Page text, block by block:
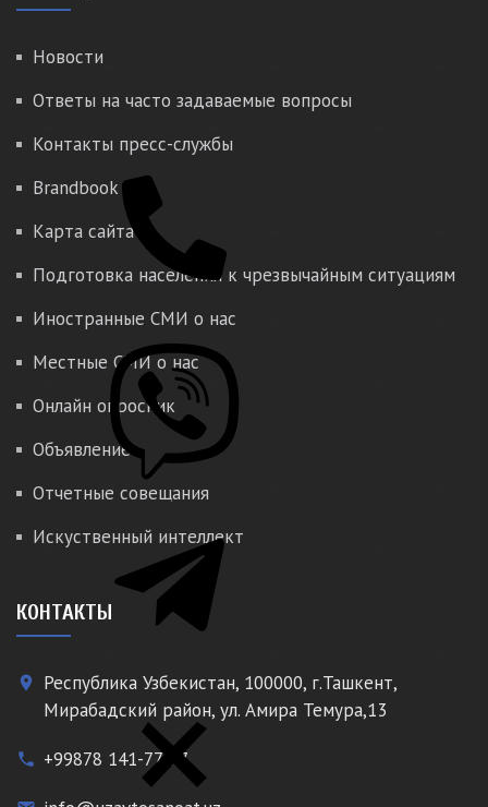
Новости
Ответы на часто задаваемые вопросы
Контакты пресс-службы
Brandbook
Карта сайта
Подготовка населения к чрезвычайным ситуациям
Иностранные СМИ о нас
Местные СМИ о нас
Онлайн опросник
Объявление
Отчетные совещания
Искуственный интеллект
КОНТАКТЫ
place
Республика Узбекистан, 100000, г.Ташкент,
Мирабадский район, ул. Амира Темура,13
phone +99878 141-77-77